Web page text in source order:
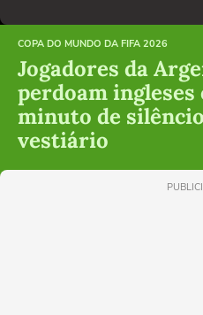
COPA DO MUNDO DA FIFA 2026
Jogadores da
perdoam ingleses
minuto de
vestiário